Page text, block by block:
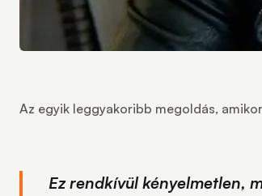
Az egyik leggyakoribb megoldás,
Ez rendkívül kényelmetlen,